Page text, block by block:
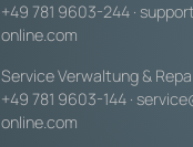
+49 781 9603-244 ·
online.com
Service Verwaltung &
+49 781 9603-144 ·
online.com